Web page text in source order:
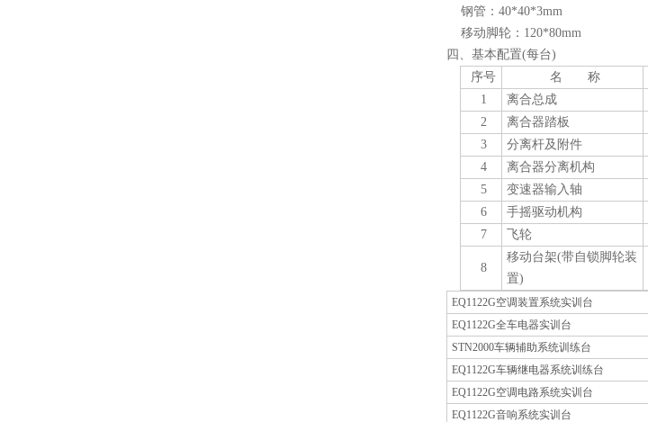
钢管：40*40*3mm
移动脚轮：120*80mm
四、基本配置(每台)
序号
名 称
1
离合总成
2
离合器踏板
3
分离杆及附件
4
离合器分离机构
5
变速器输入轴
6
手摇驱动机构
7
飞轮
8
移动台架(带自锁脚轮装
置)
EQ1122G空调装置系统实训台
EQ1122G全车电器实训台
STN2000车辆辅助系统训练台
EQ1122G车辆继电器系统训练台
EQ1122G空调电路系统实训台
EQ1122G音响系统实训台